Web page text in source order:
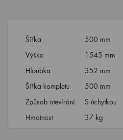
Šířka
500 mm
Výška
1545 mm
Hloubka
352 mm
Šířka kompletu
500 mm
Způsob otevírání
S úchytkou
Hmotnost
37 kg